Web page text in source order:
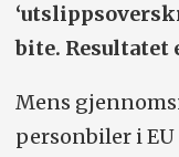
bite. Resultatet
Mens
personbiler i